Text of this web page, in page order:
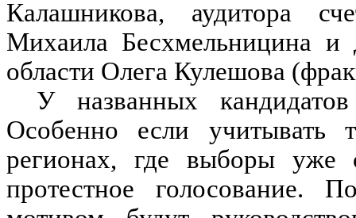
Калашникова, аудитора
Михаила Бесхмельницина и
области Олега Кулешова
У названных
Особенно если учитывать
регионах, где выборы уже
протестное голосование.